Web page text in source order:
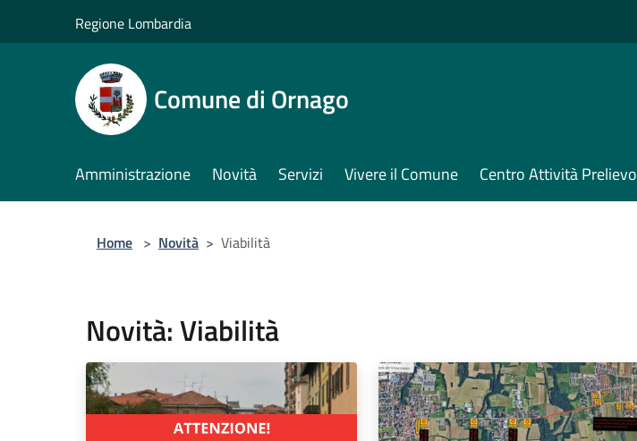
Regione Lombardia
Comune di Ornago
Amministrazione Novità Servizi Vivere il Comune Centro Attività Prelievo
Home > Novità > Viabilità
Novità: Viabilità